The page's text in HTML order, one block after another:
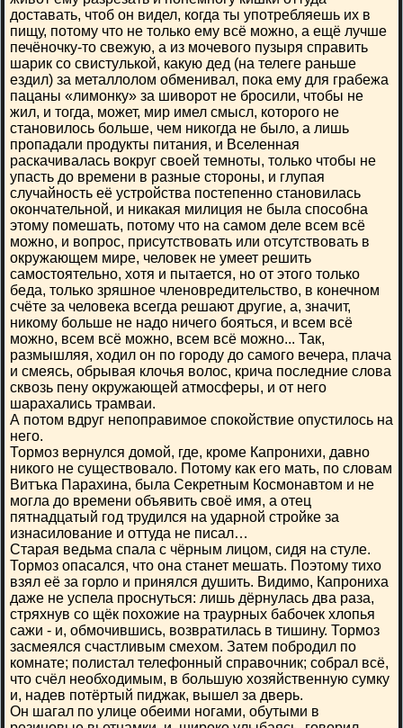
доставать, чтоб он видел, когда ты употребляешь их в
пищу, потому что не только ему всё можно, а ещё лучше
печёночку-то свежую, а из мочевого пузыря справить
шарик со свистулькой, какую дед (на телеге раньше
ездил) за металлолом обменивал, пока ему для грабежа
пацаны «лимонку» за шиворот не бросили, чтобы не
жил, и тогда, может, мир имел смысл, которого не
становилось больше, чем никогда не было, а лишь
пропадали продукты питания, и Вселенная
раскачивалась вокруг своей темноты, только чтобы не
упасть до времени в разные стороны, и глупая
случайность её устройства постепенно становилась
окончательной, и никакая милиция не была способна
этому помешать, потому что на самом деле всем всё
можно, и вопрос, присутствовать или отсутствовать в
окружающем мире, человек не умеет решить
самостоятельно, хотя и пытается, но от этого только
беда, только зряшное членовредительство, в конечном
счёте за человека всегда решают другие, а, значит,
никому больше не надо ничего бояться, и всем всё
можно, всем всё можно, всем всё можно... Так,
размышляя, ходил он по городу до самого вечера, плача
и смеясь, обрывая клочья волос, крича последние слова
сквозь пену окружающей атмосферы, и от него
шарахались трамваи.
А потом вдруг непоправимое спокойствие опустилось на
него.
Тормоз вернулся домой, где, кроме Капронихи, давно
никого не существовало. Потому как его мать, по словам
Витъка Парахина, была Секретным Космонавтом и не
могла до времени объявить своё имя, а отец
пятнадцатый год трудился на ударной стройке за
изнасилование и оттуда не писал…
Старая ведьма спала с чёрным лицом, сидя на стуле.
Тормоз опасался, что она станет мешать. Поэтому тихо
взял её за горло и принялся душить. Видимо, Капрониха
даже не успела проснуться: лишь дёрнулась два раза,
стряхнув со щёк похожие на траурных бабочек хлопья
сажи - и, обмочившись, возвратилась в тишину. Тормоз
засмеялся счастливым смехом. Затем побродил по
комнате; полистал телефонный справочник; собрал всё,
что счёл необходимым, в большую хозяйственную сумку
и, надев потёртый пиджак, вышел за дверь.
Он шагал по улице обеими ногами, обутыми в